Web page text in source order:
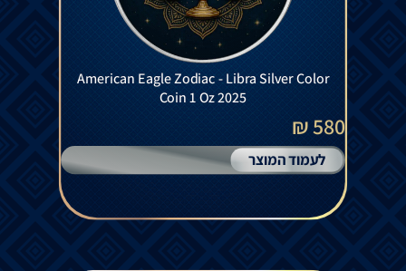
American Eagle Zodiac - Libra Silver Color
Coin 1 Oz 2025
580 ₪
לעמוד המוצר